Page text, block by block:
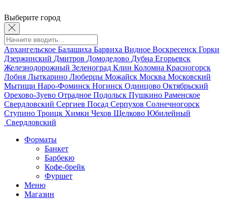
Выберите город
Архангельское Балашиха Барвиха Видное Воскресенск Горки
Дзержинский Дмитров Домодедово Дубна Егорьевск
Железнодорожный Зеленоград Клин Коломна Красногорск
Лобня Лыткарино Люберцы Можайск Москва Московский
Мытищи Наро-Фоминск Ногинск Одинцово Октябрьский
Орехово-Зуево Отрадное Подольск Пушкино Раменское
Свердловский Сергиев Посад Серпухов Солнечногорск
Ступино Троицк Химки Чехов Щелково Юбилейный
Свердловский
Форматы
Банкет
Барбекю
Кофе-брейк
Фуршет
Меню
Магазин